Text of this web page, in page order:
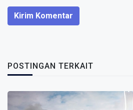
Kirim Komentar
POSTINGAN TERKAIT